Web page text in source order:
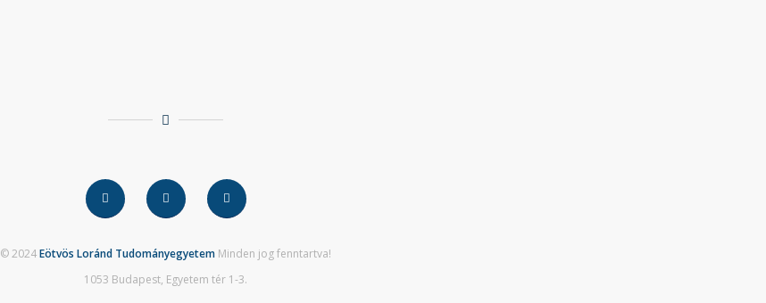
© 2024Eötvös Loránd Tudományegyetem Minden jog fenntartva!
1053 Budapest, Egyetem tér 1-3.